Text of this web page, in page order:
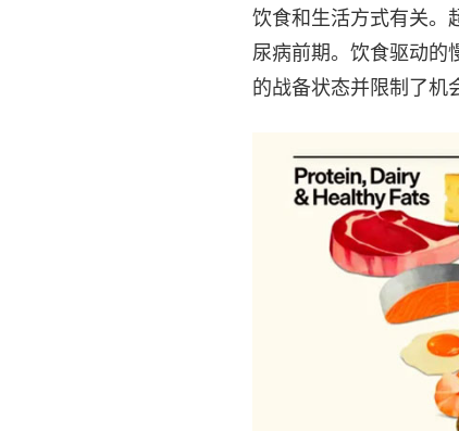
饮食和生活方式有关。
尿病前期。饮食驱动的
的战备状态并限制了机